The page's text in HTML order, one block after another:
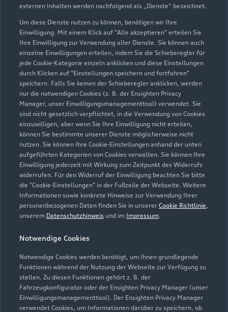
externen Inhalten werden nachfolgend als „Dienste“ bezeichnet.
Um diese Dienste nutzen zu können, benötigen wir Ihre
Einwilligung. Mit einem Klick auf "Alle akzeptieren" erteilen Sie
Ihre Einwilligung zur Verwendung aller Dienste. Sie können auch
einzelne Einwilligungen erteilen, indem Sie die Schieberegler für
jede Cookie-Kategorie einzeln anklicken und diese Einstellungen
durch Klicken auf "Einstellungen speichern und fortfahren"
speichern. Falls Sie keinen der Schieberegler anklicken, werden
nur die notwendigen Cookies (z. B. der Ensighten Privacy
Manager, unser Einwilligungsmanagementtool) verwendet. Sie
sind nicht gesetzlich verpflichtet, in die Verwendung von Cookies
einzuwilligen, aber wenn Sie Ihre Einwilligung nicht erteilen,
können Sie bestimmte unserer Dienste möglicherweise nicht
nutzen. Sie können Ihre Cookie-Einstellungen anhand der unten
aufgeführten Kategorien von Cookies verwalten. Sie können Ihre
Einwilligung jederzeit mit Wirkung zum Zeitpunkt des Widerrufs
widerrufen. Für den Widerruf der Einwilligung beachten Sie bitte
die "Cookie-Einstellungen" in der Fußzeile der Webseite. Weitere
Informationen sowie konkrete Hinweise zur Verwendung Ihrer
personenbezogenen Daten finden Sie in unserer Cookie Richtlinie,
unserem Datenschutzhinweis und im Impressum.
Notwendige Cookies
Notwendige Cookies werden benötigt, um Ihnen grundlegende
Funktionen während der Nutzung der Webseite zur Verfügung zu
stellen. Zu diesen Funktionen gehört z. B. der
Fahrzeugkonfigurator oder der Ensighten Privacy Manager (unser
Einwilligungsmanagementtool). Der Ensighten Privacy Manager
verwendet Cookies, um Informationen darüber zu speichern, ob
Zurück nach oben